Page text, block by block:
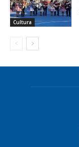
Cultura